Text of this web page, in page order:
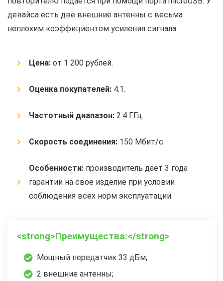
девайса есть две внешние антенны с весьма
неплохим коэффициентом усиления сигнала.
Цена: от 1 200 рублей.
Оценка покупателей: 4.1.
Частотный диапазон: 2.4 ГГц.
Скорость соединения: 150 Мбит/с.
Особенности: производитель даёт 3 года
гарантии на своё изделие при условии
соблюдения всех норм эксплуатации.
<strong>Преимущества:</strong>
Мощный передатчик 33 дБм;
2 внешние антенны;